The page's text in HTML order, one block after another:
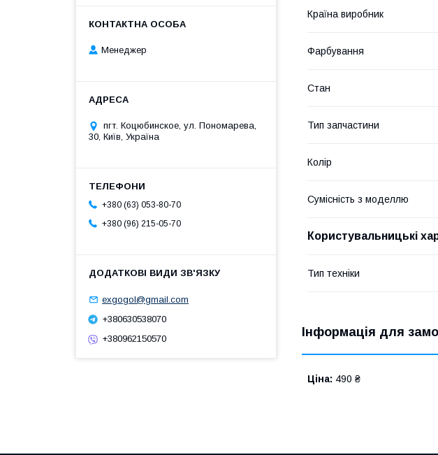
Країна виробник
Фарбування
Стан
Тип запчастини
Колір
Сумісність з моделлю
Користувальницькі
Тип техніки
Інформація для
Ціна: 490 ₴
Менеджер
пгт. Коцюбинское, ул. Пономарева,
30, Київ, Україна
+380 (63) 053-80-70
+380 (96) 215-05-70
exgogol@gmail.com
+380630538070
+380962150570